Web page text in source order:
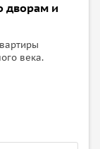
дворам и
века.